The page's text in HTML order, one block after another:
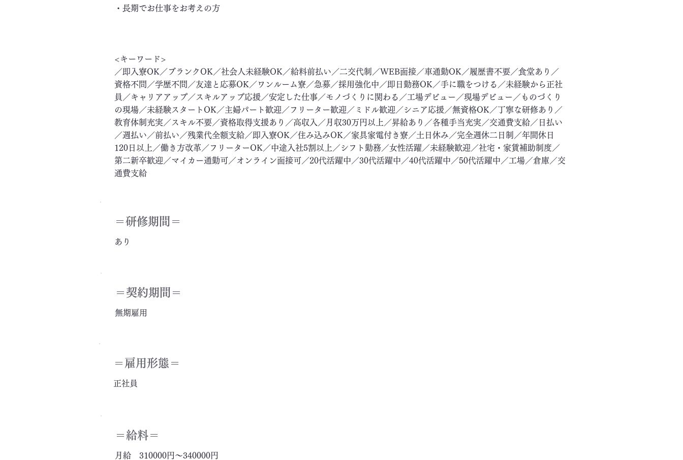
・長期でお仕事をお考えの方
<キーワード>
／即入寮OK／ブランクOK／社会人未経験OK／給料前払い／二交代制／WEB面接／車通勤OK／履歴書不要／食堂あり／
資格不問／学歴不問／友達と応募OK／ワンルーム寮／急募／採用強化中／即日勤務OK／手に職をつける／未経験から正社
員／キャリアアップ／スキルアップ応援／安定した仕事／モノづくりに関わる／工場デビュー／現場デビュー／ものづくり
の現場／未経験スタートOK／主婦パート歓迎／フリーター歓迎／ミドル歓迎／シニア応援／無資格OK／丁寧な研修あり／
教育体制充実／スキル不要／資格取得支援あり／高収入／月収30万円以上／昇給あり／各種手当充実／交通費支給／日払い
／週払い／前払い／残業代全額支給／即入寮OK／住み込みOK／家具家電付き寮／土日休み／完全週休二日制／年間休日
120日以上／働き方改革／フリーターOK／中途入社5割以上／シフト勤務／女性活躍／未経験歓迎／社宅・家賃補助制度／
第二新卒歓迎／マイカー通勤可／オンライン面接可／20代活躍中／30代活躍中／40代活躍中／50代活躍中／工場／倉庫／交
通費支給
＝​研修期間＝
あり
＝契約期間＝
無期雇用
＝雇用形態＝
正社員
＝給料＝
月給 310000円～340000円